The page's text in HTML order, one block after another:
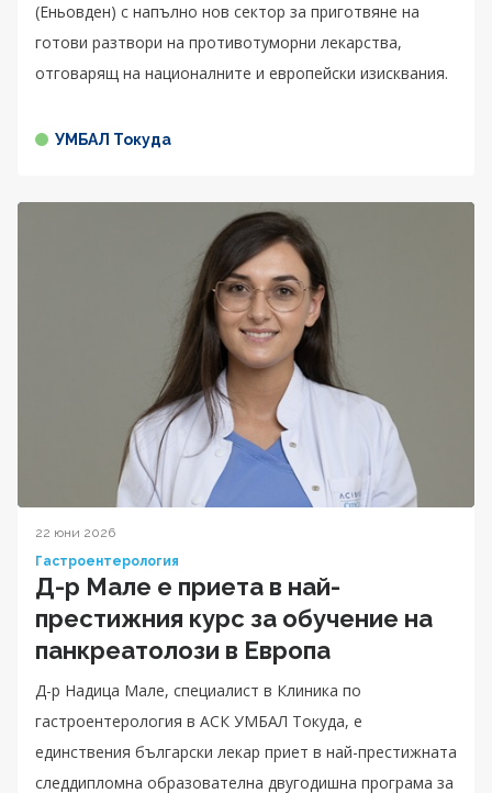
(Еньовден) с напълно нов сектор за приготвяне на
готови разтвори на противотуморни лекарства,
отговарящ на националните и европейски изисквания.
УМБАЛ Токуда
22 юни 2026
Гастроентерология
Д-р Мале е приета в най-
престижния курс за обучение на
панкреатолози в Европа
Д-р Надица Мале, специалист в Клиника по
гастроентерология в АСК УМБАЛ Токуда, е
единствения български лекар приет в най-престижната
следдипломна образователна двугодишна програма за